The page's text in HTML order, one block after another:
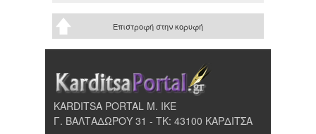
Επιστροφή στην κορυφή
KARDITSA PORTAL Μ. ΙΚΕ
Γ. ΒΑΛΤΑΔΩΡΟΥ 31 - ΤΚ: 43100 ΚΑΡΔΙΤΣΑ